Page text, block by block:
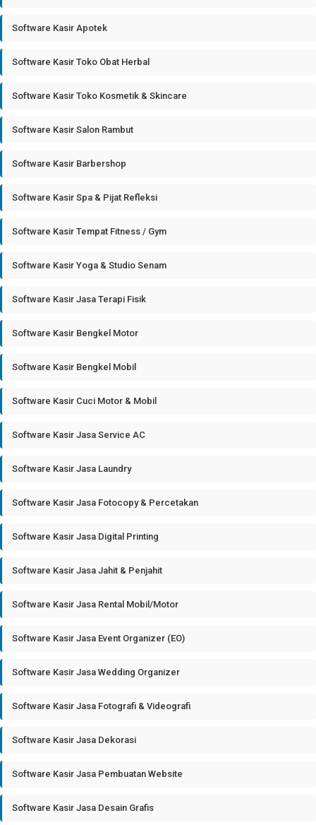
Software Kasir Apotek
Software Kasir Toko Obat Herbal
Software Kasir Toko Kosmetik & Skincare
Software Kasir Salon Rambut
Software Kasir Barbershop
Software Kasir Spa & Pijat Refleksi
Software Kasir Tempat Fitness / Gym
Software Kasir Yoga & Studio Senam
Software Kasir Jasa Terapi Fisik
Software Kasir Bengkel Motor
Software Kasir Bengkel Mobil
Software Kasir Cuci Motor & Mobil
Software Kasir Jasa Service AC
Software Kasir Jasa Laundry
Software Kasir Jasa Fotocopy & Percetakan
Software Kasir Jasa Digital Printing
Software Kasir Jasa Jahit & Penjahit
Software Kasir Jasa Rental Mobil/Motor
Software Kasir Jasa Event Organizer (EO)
Software Kasir Jasa Wedding Organizer
Software Kasir Jasa Fotografi & Videografi
Software Kasir Jasa Dekorasi
Software Kasir Jasa Pembuatan Website
Software Kasir Jasa Desain Grafis